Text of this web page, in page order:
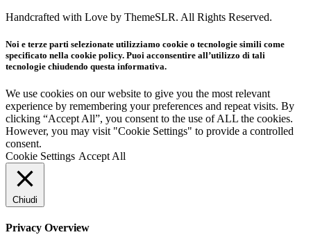
Handcrafted with Love by ThemeSLR. All Rights Reserved.
Noi e terze parti selezionate utilizziamo cookie o tecnologie simili come
specificato nella cookie policy. Puoi acconsentire all’utilizzo di tali
tecnologie chiudendo questa informativa.
We use cookies on our website to give you the most relevant
experience by remembering your preferences and repeat visits. By
clicking “Accept All”, you consent to the use of ALL the cookies.
However, you may visit "Cookie Settings" to provide a controlled
consent.
Cookie Settings Accept All
Chiudi
Privacy Overview